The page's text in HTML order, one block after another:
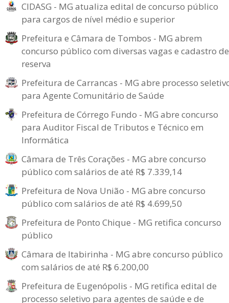
CIDASG - MG atualiza edital de concurso público
para cargos de nível médio e superior
Prefeitura e Câmara de Tombos - MG abrem
concurso público com diversas vagas e cadastro de
reserva
Prefeitura de Carrancas - MG abre processo
para Agente Comunitário de Saúde
Prefeitura de Córrego Fundo - MG abre concurso
para Auditor Fiscal de Tributos e Técnico em
Informática
Câmara de Três Corações - MG abre concurso
público com salários de até R$ 7.339,14
Prefeitura de Nova União - MG abre concurso
público com salários de até R$ 4.699,50
Prefeitura de Ponto Chique - MG retifica concurso
público
Câmara de Itabirinha - MG abre concurso público
com salários de até R$ 6.200,00
Prefeitura de Eugenópolis - MG retifica edital de
processo seletivo para agentes de saúde e de